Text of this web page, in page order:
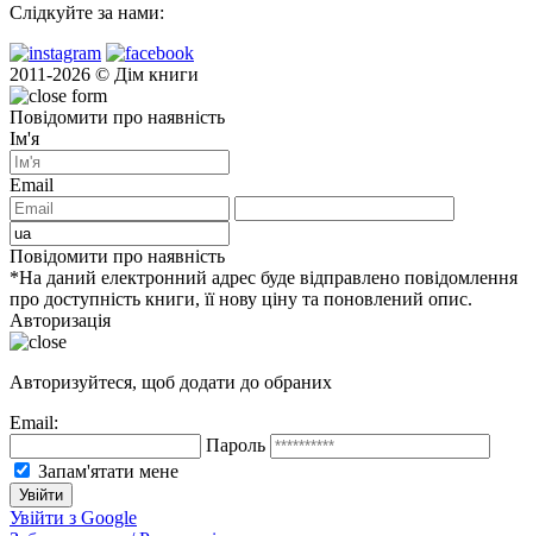
Слідкуйте за нами:
2011-2026 © Дім книги
Повідомити про наявність
Ім'я
Email
Повідомити про наявність
*На даний електронний адрес буде відправлено повідомлення
про доступність книги, її нову ціну та поновлений опис.
Авторизація
Авторизуйтеся, щоб додати до обраних
Email:
Пароль
Запам'ятати мене
Увійти з Google